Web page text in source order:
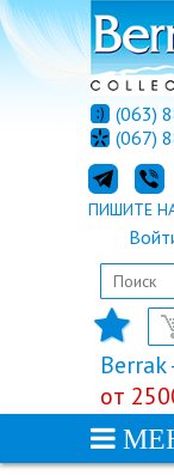
(063)
(067)
ПИШИТЕ
от